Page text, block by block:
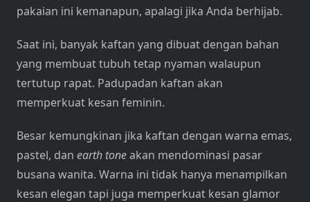
pakaian ini kemanapun, apalagi jika Anda berhijab.
Saat ini, banyak kaftan yang dibuat dengan bahan
yang membuat tubuh tetap nyaman walaupun
tertutup rapat. Padupadan kaftan akan
memperkuat kesan feminin.
Besar kemungkinan jika kaftan dengan warna emas,
pastel, dan earth toneakan mendominasi pasar
busana wanita. Warna ini tidak hanya menampilkan
kesan elegan tapi juga memperkuat kesan glamor